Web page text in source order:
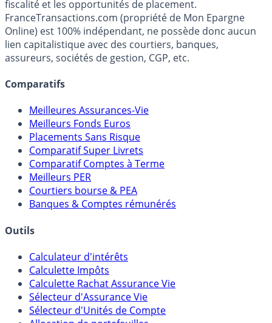
fiscalité et les opportunités de placement.
FranceTransactions.com (propriété de Mon Epargne
Online) est 100% indépendant, ne possède donc aucun
lien capitalistique avec des courtiers, banques,
assureurs, sociétés de gestion, CGP, etc.
Comparatifs
Meilleures Assurances-Vie
Meilleurs Fonds Euros
Placements Sans Risque
Comparatif Super Livrets
Comparatif Comptes à Terme
Meilleurs PER
Courtiers bourse & PEA
Banques & Comptes rémunérés
Outils
Calculateur d'intérêts
Calculette Impôts
Calculette Rachat Assurance Vie
Sélecteur d'Assurance Vie
Sélecteur d'Unités de Compte